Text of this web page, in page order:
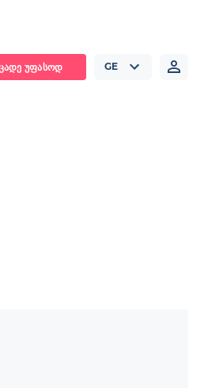
ᲣᲤᲐᲡᲝᲓ GE